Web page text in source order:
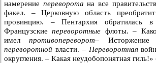
намерение переворота на все
факел. – Церковную область
провинцию. – Пентархия обратилась
Французскиепереворотные флоты. –
имелпротивопереворот– Исторжение
переворотной власти. – Переворотная
округления. – Какая неудобопонятная